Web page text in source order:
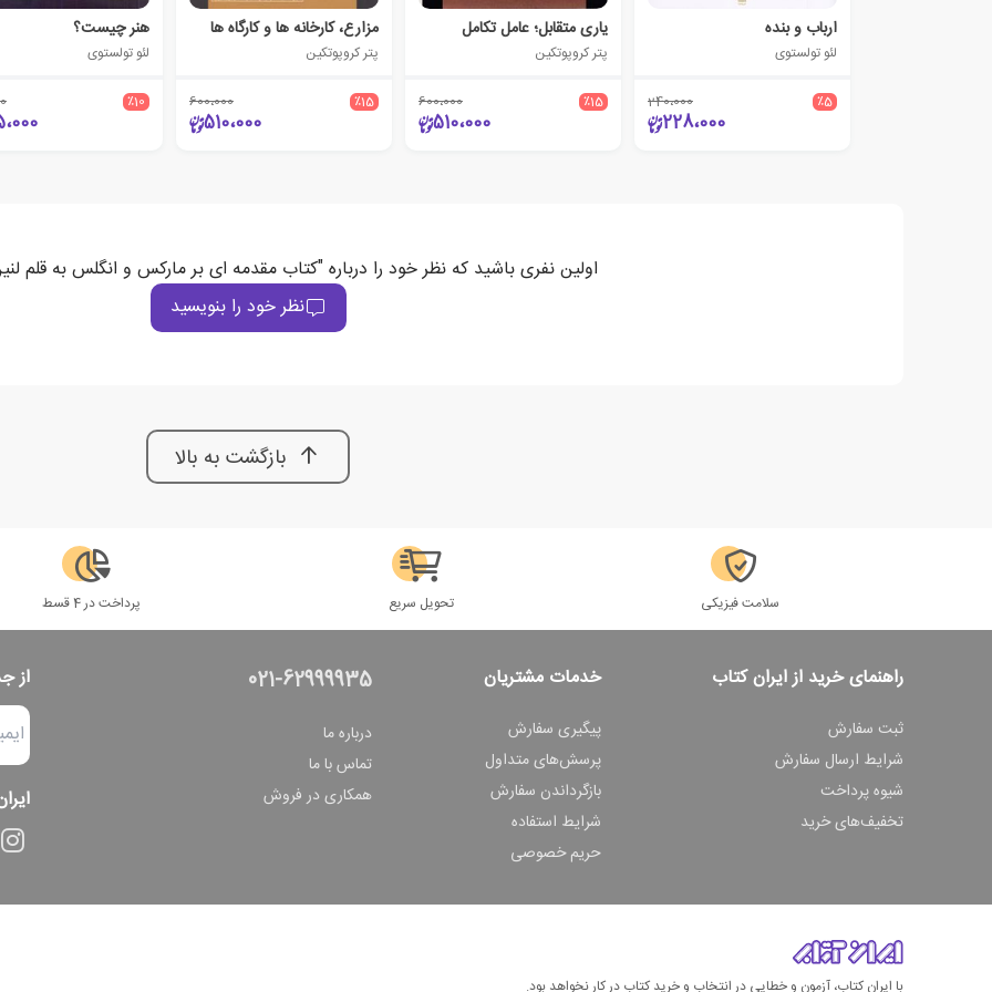
ارباب و بنده
لئو تولستوی
٪5 240،000
228،000
یاری متقابل؛ عامل تکامل
پتر کروپوتکین
٪15 600،000
510،000
مزارع، کارخانه ها و کارگاه ها
پتر کروپوتکین
٪15 600،000
510،000
هنر چیست؟
لئو تولستوی
٪10
اولین نفری باشید که نظر خود را درباره "کتاب مقدمه ای بر مارکس و انگلس به قلم
نظر خود را بنویسید
بازگشت به بالا
سلامت فیزیکی تحویل سریع پرداخت در 4 قسط
راهنمای خرید از ایران کتاب
ثبت سفارش
شرایط ارسال سفارش
شیوه پرداخت
تخفیف‌های خرید
خدمات مشتریان
پیگیری سفارش
پرسش‌های متداول
بازگرداندن سفارش
شرایط استفاده
حریم خصوصی
021-62999935
درباره ما
تماس با ما
همکاری در فروش
از
با ایران کتاب، آزمون و خطایی در انتخاب و خرید کتاب در کار نخواهد بود.